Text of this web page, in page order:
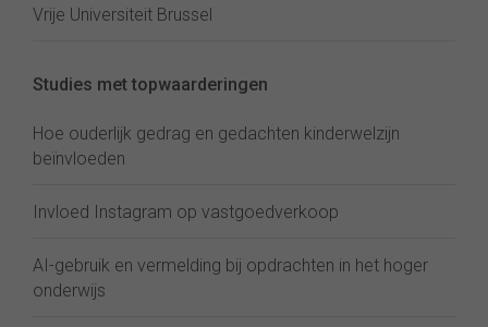
Vrije Universiteit Brussel
Studies met topwaarderingen
Hoe ouderlijk gedrag en gedachten kinderwelzijn
beïnvloeden
Invloed Instagram op vastgoedverkoop
AI-gebruik en vermelding bij opdrachten in het hoger
onderwijs